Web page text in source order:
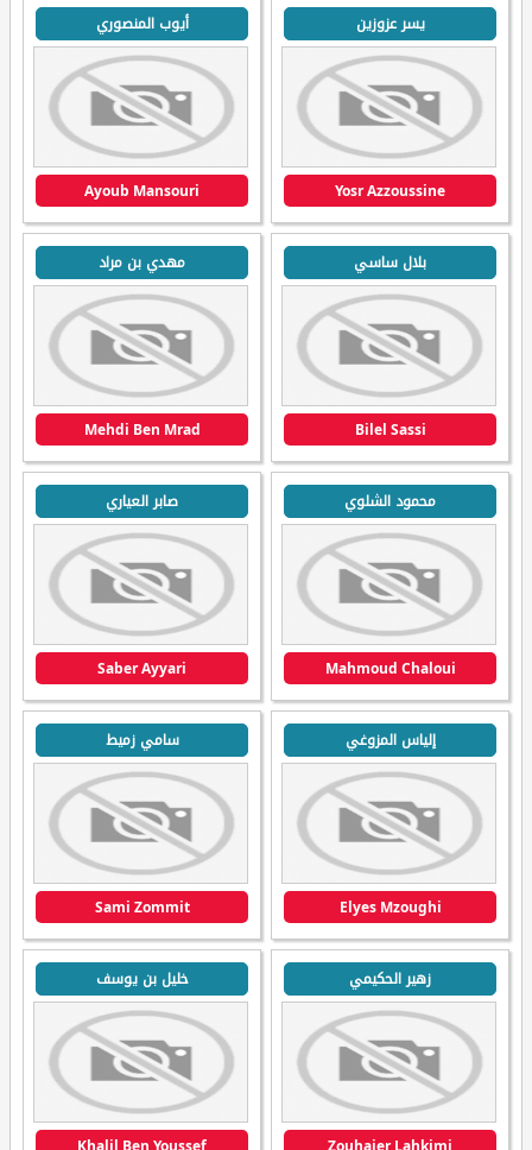
يسر عزوزين
Yosr Azzoussine
أيوب المنصوري
Ayoub Mansouri
بلال ساسي
Bilel Sassi
مهدي بن مراد
Mehdi Ben Mrad
محمود الشلوي
Mahmoud Chaloui
صابر العياري
Saber Ayyari
إلياس المزوغي
Elyes Mzoughi
سامي زميط
Sami Zommit
زهير الحكيمي
Zouhaier Lahkimi
خليل بن يوسف
Khalil Ben Youssef